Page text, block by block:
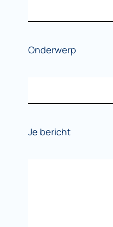
Onderwerp
Je bericht